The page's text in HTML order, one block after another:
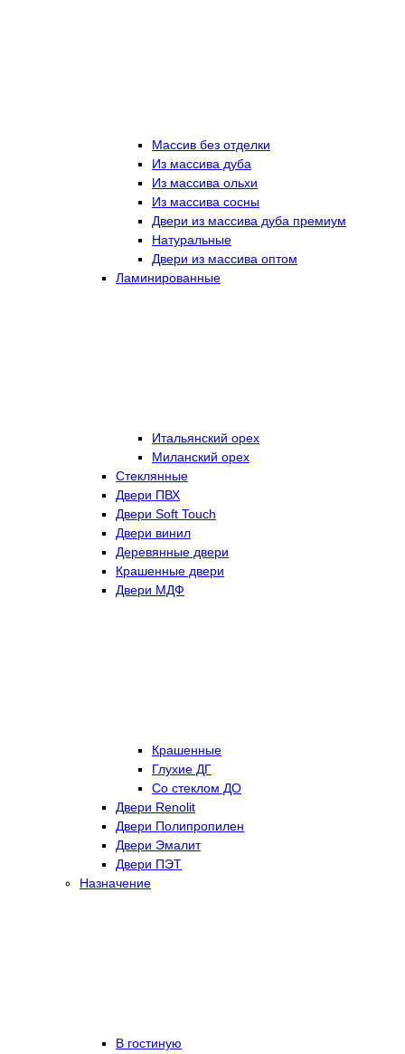
Массив без отделки
Из массива дуба
Из массива ольхи
Из массива сосны
Двери из массива дуба премиум
Натуральные
Двери из массива оптом
Ламинированные
Итальянский орех
Миланский орех
Стеклянные
Двери ПВХ
Двери Soft Touch
Двери винил
Деревянные двери
Крашенные двери
Двери МДФ
Крашенные
Глухие ДГ
Со стеклом ДО
Двери Renolit
Двери Полипропилен
Двери Эмалит
Двери ПЭТ
Назначение
В гостиную